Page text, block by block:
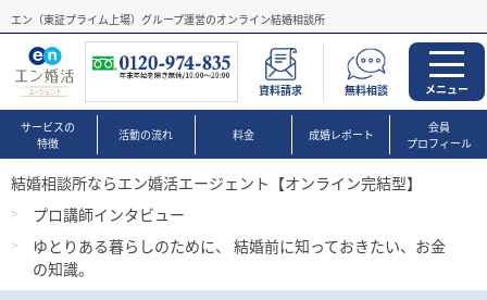
エン（東証プライム上場）グループ運営のオンライン結婚相談所
資料請求 無料相談 メニュー
サービスの
特徴
活動の流れ 料金 成婚レポート
会員
プロフィール
結婚相談所ならエン婚活エージェント【オンライン完結型】
プロ講師インタビュー
ゆとりある暮らしのために、 結婚前に知っておきたい、お金
の知識。